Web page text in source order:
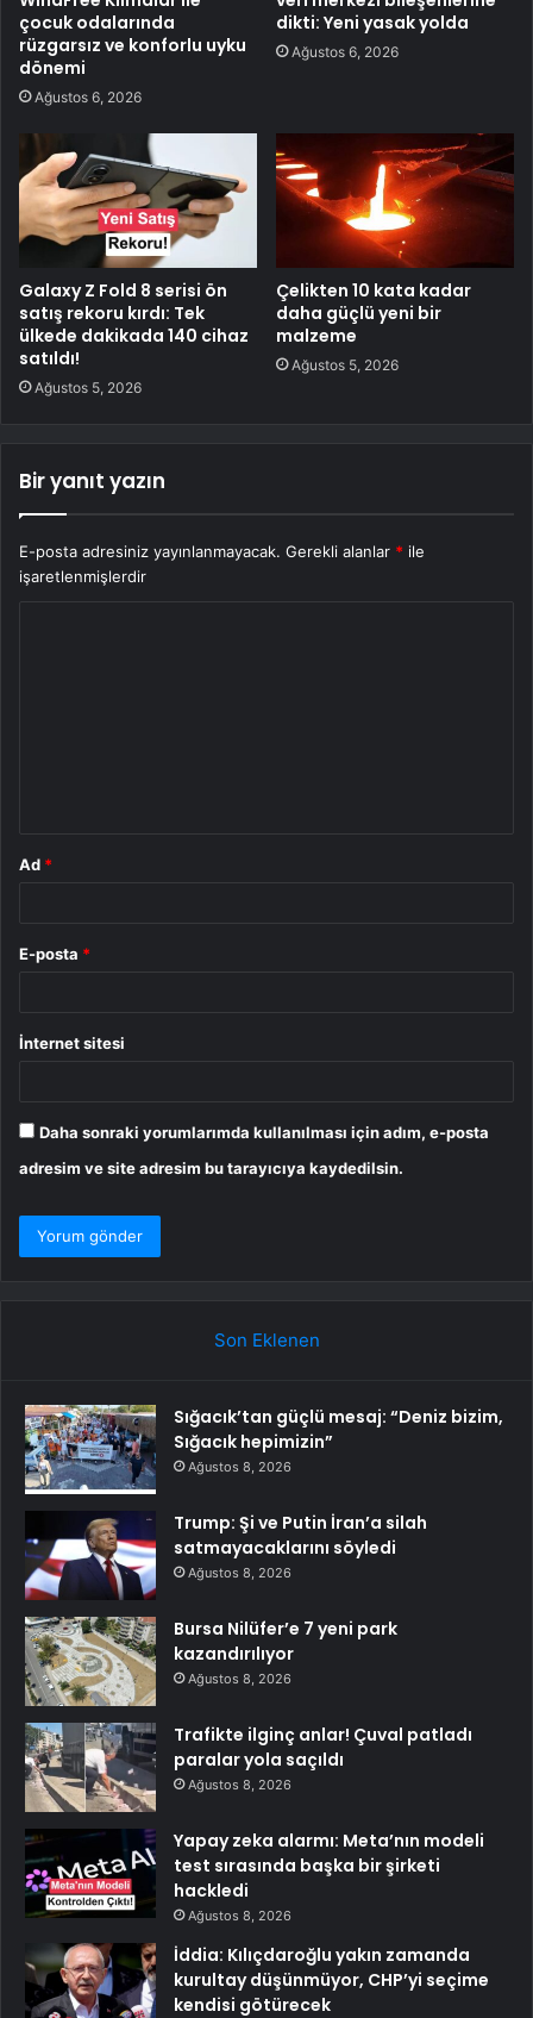
çocuk odalarında
rüzgarsız ve konforlu uyku
dönemi
Ağustos 6, 2026
dikti: Yeni yasak yolda
Ağustos 6, 2026
Galaxy Z Fold 8 serisi ön
satış rekoru kırdı: Tek
ülkede dakikada 140 cihaz
satıldı!
Ağustos 5, 2026
Çelikten 10 kata kadar
daha güçlü yeni bir
malzeme
Ağustos 5, 2026
Bir yanıt yazın
E-posta adresiniz yayınlanmayacak. Gerekli alanlar * ile
işaretlenmişlerdir
Ad *
E-posta *
İnternet sitesi
Daha sonraki yorumlarımda kullanılması için adım, e-posta
adresim ve site adresim bu tarayıcıya kaydedilsin.
Son Eklenen
Sığacık’tan güçlü mesaj: “Deniz bizim,
Sığacık hepimizin”
Ağustos 8, 2026
Trump: Şi ve Putin İran’a silah
satmayacaklarını söyledi
Ağustos 8, 2026
Bursa Nilüfer’e 7 yeni park
kazandırılıyor
Ağustos 8, 2026
Trafikte ilginç anlar! Çuval patladı
paralar yola saçıldı
Ağustos 8, 2026
Yapay zeka alarmı: Meta’nın modeli
test sırasında başka bir şirketi
hackledi
Ağustos 8, 2026
İddia: Kılıçdaroğlu yakın zamanda
kurultay düşünmüyor, CHP’yi seçime
kendisi götürecek